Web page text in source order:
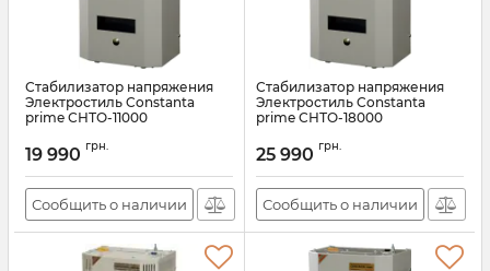
Стабилизатор напряжения
Электростиль Constanta
prime СНТО-11000
19 990 грн.
Сообщить о наличии
Стабилизатор напряжения
Электростиль Constanta
prime СНТО-18000
25 990 грн.
Сообщить о наличии